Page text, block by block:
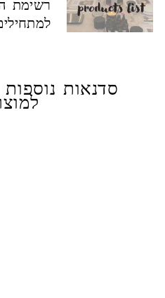
רשימת
סדנאות נוספות